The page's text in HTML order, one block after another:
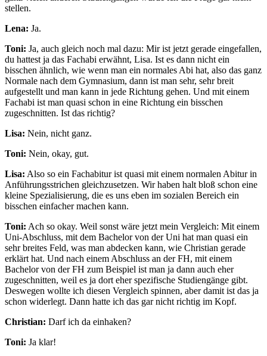
stellen.
Lena: Ja.
Toni: Ja, auch gleich noch mal dazu: Mir ist jetzt gerade eingefallen,
du hattest ja das Fachabi erwähnt, Lisa. Ist es dann nicht ein
bisschen ähnlich, wie wenn man ein normales Abi hat, also das ganz
Normale nach dem Gymnasium, dann ist man sehr, sehr breit
aufgestellt und man kann in jede Richtung gehen. Und mit einem
Fachabi ist man quasi schon in eine Richtung ein bisschen
zugeschnitten. Ist das richtig?
Lisa: Nein, nicht ganz.
Toni: Nein, okay, gut.
Lisa: Also so ein Fachabitur ist quasi mit einem normalen Abitur in
Anführungsstrichen gleichzusetzen. Wir haben halt bloß schon eine
kleine Spezialisierung, die es uns eben im sozialen Bereich ein
bisschen einfacher machen kann.
Toni: Ach so okay. Weil sonst wäre jetzt mein Vergleich: Mit einem
Uni-Abschluss, mit dem Bachelor von der Uni hat man quasi ein
sehr breites Feld, was man abdecken kann, wie Christian gerade
erklärt hat. Und nach einem Abschluss an der FH, mit einem
Bachelor von der FH zum Beispiel ist man ja dann auch eher
zugeschnitten, weil es ja dort eher spezifische Studiengänge gibt.
Deswegen wollte ich diesen Vergleich spinnen, aber damit ist das ja
schon widerlegt. Dann hatte ich das gar nicht richtig im Kopf.
Christian: Darf ich da einhaken?
Toni: Ja klar!